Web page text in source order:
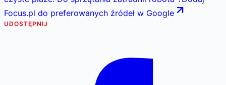
Focus.pl do preferowanych źródeł w Google
UDOSTĘPNIJ